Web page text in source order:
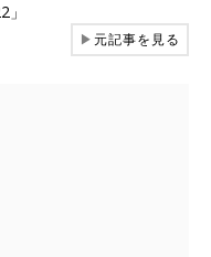
▶元記事を見る